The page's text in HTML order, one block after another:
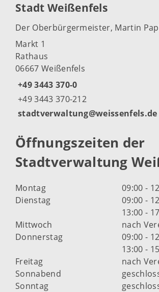
Stadt Weißenfels
Der Oberbürgermeister, Martin
Markt 1
Rathaus
06667 Weißenfels
+49 3443 370-0
+49 3443 370-212
stadtverwaltung@weissenfels.de
Öffnungszeiten der
Stadtverwaltung
Montag
09:00 -
Dienstag
09:00 -
13:00 -
Mittwoch
nach
Donnerstag
09:00 -
13:00 -
Freitag
nach
Sonnabend
Sonntag